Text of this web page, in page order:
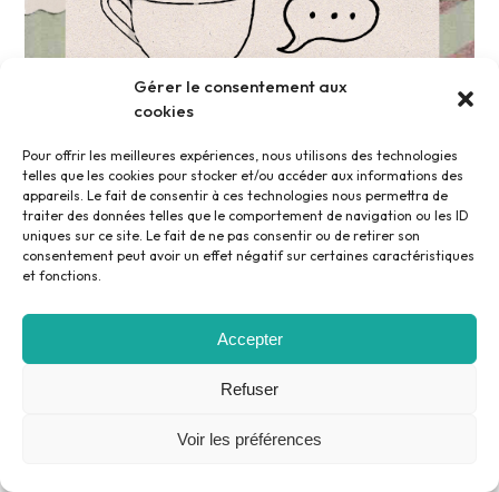
Gérer le consentement aux
cookies
Pour offrir les meilleures expériences, nous utilisons des technologies
telles que les cookies pour stocker et/ou accéder aux informations des
appareils. Le fait de consentir à ces technologies nous permettra de
traiter des données telles que le comportement de navigation ou les ID
uniques sur ce site. Le fait de ne pas consentir ou de retirer son
consentement peut avoir un effet négatif sur certaines caractéristiques
et fonctions.
Accepter
Refuser
Voir les préférences
NON CLASSÉ
Café des Proches – UPAD
Pour les proches des résidents de l’UPAD : Café des
Proches Mercredi 01 avril 2026, de 14h30 à 16h00
Centre Hospitalier Pôle Santé Sud 37 – salle du 2ème